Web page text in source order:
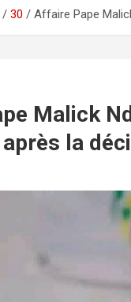
30 Affaire Pape
Malick
la